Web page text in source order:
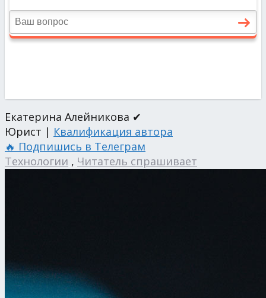
Екатерина Алейникова ✔
Юрист | Квалификация автора
🔥 Подпишись в Телеграм
Технологии , Читатель спрашивает